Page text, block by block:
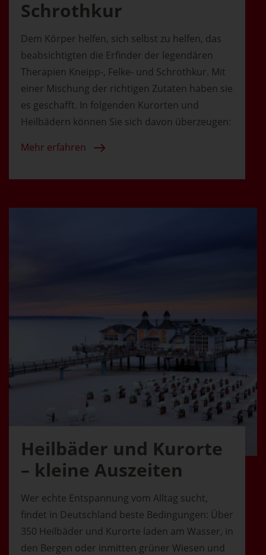
Schrothkur
Dem Körper helfen, sich selbst zu helfen, das
beabsichtigten die Erfinder der legendären
Therapien Kneipp-, Felke- und Schrothkur. Mit
einer Mischung der richtigen Zutaten haben sie
es geschafft. In folgenden Kurorten und
Heilbädern können Sie sich davon überzeugen:
Mehr erfahren
Heilbäder und Kurorte
– kleine Auszeiten
Wer echte Entspannung vom Alltag sucht,
findet in Deutschland beste Bedingungen: Über
350 Heilbäder und Kurorte laden am Wasser, in
den Bergen oder inmitten grüner Wiesen und